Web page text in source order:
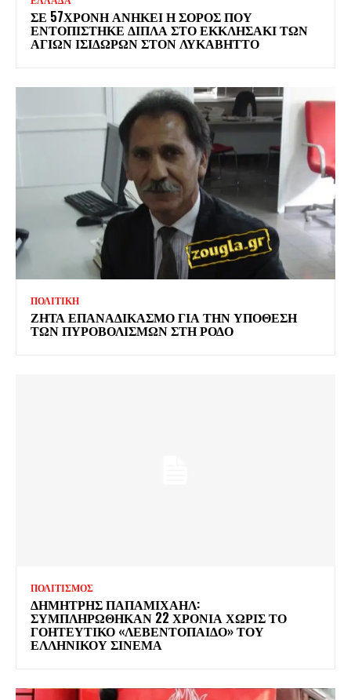
ΣΕ 57ΧΡΟΝΗ ΑΝΗΚΕΙ Η ΣΟΡΟΣ ΠΟΥ
ΕΝΤΟΠΙΣΤΗΚΕ ΔΙΠΛΑ ΣΤΟ ΕΚΚΛΗΣΑΚΙ ΤΩΝ
ΑΓΙΩΝ ΙΣΙΔΩΡΩΝ ΣΤΟΝ ΛΥΚΑΒΗΤΤΟ
ΠΟΛΙΤΙΚΗ
ΖΗΤΑ ΕΠΑΝΑΔΙΚΑΣΜΟ ΓΙΑ ΤΗΝ ΥΠΟΘΕΣΗ
ΤΩΝ ΠΥΡΟΒΟΛΙΣΜΩΝ ΣΤΗ ΡΟΔΟ
ΠΟΛΙΤΙΣΜΟΣ
ΔΗΜΗΤΡΗΣ ΠΑΠΑΜΙΧΑΗΛ:
ΣΥΜΠΛΗΡΩΘΗΚΑΝ 22 ΧΡΟΝΙΑ ΧΩΡΙΣ ΤΟ
ΓΟΗΤΕΥΤΙΚΟ «ΛΕΒΕΝΤΟΠΑΙΔΟ» ΤΟΥ
ΕΛΛΗΝΙΚΟΥ ΣΙΝΕΜΑ